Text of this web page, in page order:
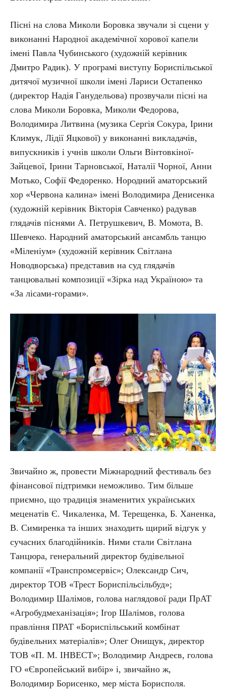
Пісні на слова Миколи Боровка звучали зі сцени у
виконанні Народної академічної хорової капели
імені Павла Чубинського (художній керівник
Дмитро Радик). У програмі виступу Бориспільської
дитячої музичної школи імені Лариси Остапенко
(директор Надія Ганудельова) прозвучали пісні на
слова Миколи Боровка, Миколи Федорова,
Володимира Литвина (музика Сергія Сокура, Ірини
Климук, Лідії Яцкової) у виконанні викладачів,
випускників і учнів школи Ольги Вінтовкіної-
Зайцевої, Ірини Тарновської, Наталії Чорної, Анни
Мотько, Софії Федоренко. Нородний аматорський
хор «Червона калина» імені Володимира Денисенка
(художній керівник Вікторія Савченко) радував
глядачів піснями А. Петрушкевич, В. Момота, В.
Шевчеко. Народний аматорський ансамбль танцю
«Міленіум» (художній керівник Світлана
Новодворська) представив на суд глядачів
танцювальні композиції «Зірка над Україною» та
«За лісами-горами».
Звичайно ж, провести Міжнародний фестиваль без
фінансової підтримки неможливо. Тим більше
приємно, що традиція знаменитих українських
меценатів Є. Чикаленка, М. Терещенка, Б. Ханенка,
В. Симиренка та інших знаходить щирий відгук у
сучасних благодійників. Ними стали Світлана
Танцюра, генеральний директор будівельної
компанії «Транспромсервіс»; Олександр Сич,
директор ТОВ «Трест Бориспільсільбуд»;
Володимир Шалімов, голова наглядової ради ПрАТ
«Агробудмеханізація»; Ігор Шалімов, голова
правління ПРАТ «Бориспільський комбінат
будівельних матеріалів»; Олег Онищук, директор
ТОВ «П. М. ІНВЕСТ»; Володимир Андреєв, голова
ГО «Європейський вибір» і, звичайно ж,
Володимир Борисенко, мер міста Борисполя.